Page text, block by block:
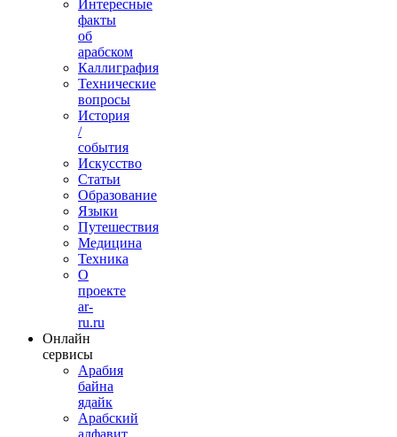
Интересные
факты
об
арабском
Каллиграфия
Технические
вопросы
История
/
события
Искусство
Статьи
Образование
Языки
Путешествия
Медицина
Техника
О
проекте
ar-
ru.ru
Онлайн
сервисы
Арабия
байна
ядайк
Арабский